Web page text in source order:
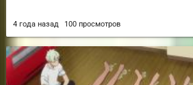
4 года назад 100 просмотров